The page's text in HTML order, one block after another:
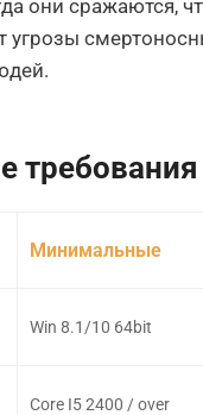
они сражаются,
угрозы
требования
Минимальные
Win 8.1/10 64bit
Core I5 2400 / over